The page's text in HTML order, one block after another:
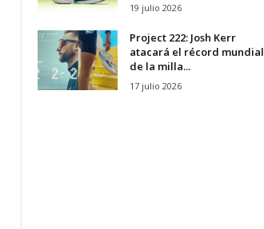
19 julio 2026
Project 222: Josh Kerr
atacará el récord mundial
de la milla...
17 julio 2026